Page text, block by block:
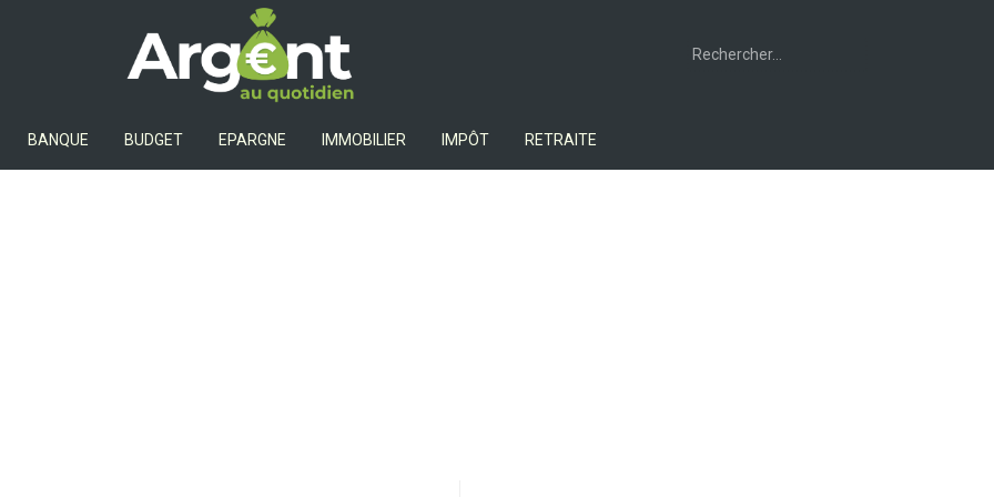
Argent Au Quotidien
Rechercher :
BANQUE BUDGET EPARGNE IMMOBILIER IMPÔT RETRAITE